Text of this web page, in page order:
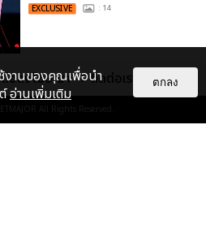
EXCLUSIVE : 14
ประมวลภาพ “จอส-กวิน” จัดปาร์ตี้
ริมหาดสุดฮอต ในคอนเสิร์ตครั้งยิ่ง
ใหญ่ “JOSS GAWIN HEAT ...
EXCLUSIVE : 34
อลงโฆษณา ติดต่อเรา
All Rights Reserved.
งานของคุณเพื่อนำ
อ่านเพิ่มเติม
ตกลง